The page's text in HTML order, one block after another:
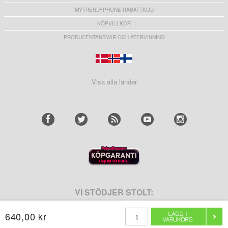
640,00 kr
MYTRENDYPHONE RABATTKOD
KÖPVILLKOR
PRODUCENTANSVAR OCH ÅTERVINNING
Visa alla länder
VI STÖDJER STOLT: